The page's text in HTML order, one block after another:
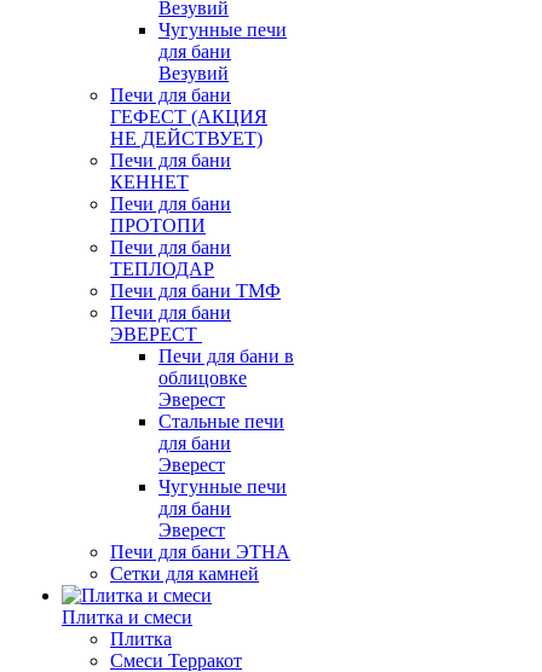
Везувий
Чугунные печи
для бани
Везувий
Печи для бани
ГЕФЕСТ (АКЦИЯ
НЕ ДЕЙСТВУЕТ)
Печи для бани
КЕННЕТ
Печи для бани
ПРОТОПИ
Печи для бани
ТЕПЛОДАР
Печи для бани ТМФ
Печи для бани
ЭВЕРЕСТ
Печи для бани в
облицовке
Эверест
Стальные печи
для бани
Эверест
Чугунные печи
для бани
Эверест
Печи для бани ЭТНА
Сетки для камней
Плитка и смеси
Плитка
Смеси Терракот